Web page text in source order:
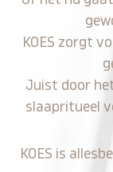
KOES zorgt
Juist door
slaapritueel
KOES is